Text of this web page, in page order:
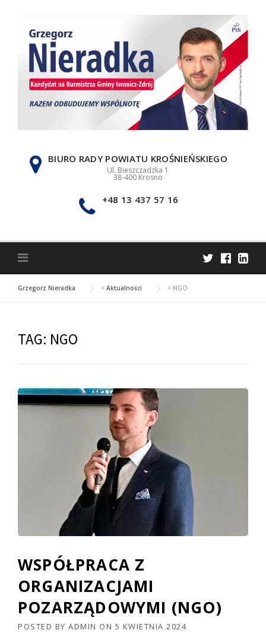
BIURO RADY POWIATU KROŚNIEŃSKIEGO
Ul. Bieszczadzka 1
38-400 Krosno
+48 13 437 57 16
Grzegorz Nieradka > Aktualności > NGO
TAG: NGO
WSPÓŁPRACA Z
ORGANIZACJAMI
POZARZĄDOWYMI (NGO)
POSTED BY ADMIN ON 5 KWIETNIA 2024